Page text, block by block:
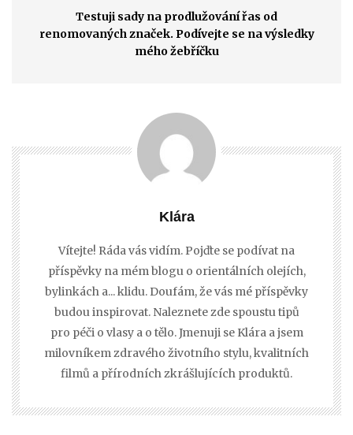
Testuji sady na prodlužování řas od
renomovaných značek. Podívejte se na výsledky
mého žebříčku
Klára
Vítejte! Ráda vás vidím. Pojďte se podívat na
příspěvky na mém blogu o orientálních olejích,
bylinkách a... klidu. Doufám, že vás mé příspěvky
budou inspirovat. Naleznete zde spoustu tipů
pro péči o vlasy a o tělo. Jmenuji se Klára a jsem
milovníkem zdravého životního stylu, kvalitních
filmů a přírodních zkrášlujících produktů.